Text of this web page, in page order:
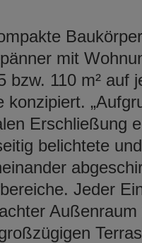
mit
bzw. 110 m² auf
konzipiert.
Erschließung
belichtete
Jeder